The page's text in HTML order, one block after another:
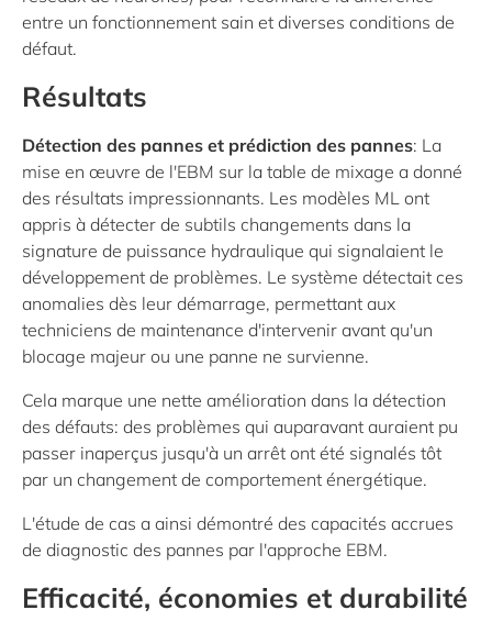
entre un fonctionnement sain et diverses conditions de
défaut.
Résultats
Détection des pannes et prédiction des pannes: La
mise en œuvre de l'EBM sur la table de mixage a donné
des résultats impressionnants. Les modèles ML ont
appris à détecter de subtils changements dans la
signature de puissance hydraulique qui signalaient le
développement de problèmes. Le système détectait ces
anomalies dès leur démarrage, permettant aux
techniciens de maintenance d'intervenir avant qu'un
blocage majeur ou une panne ne survienne.
Cela marque une nette amélioration dans la détection
des défauts: des problèmes qui auparavant auraient pu
passer inaperçus jusqu'à un arrêt ont été signalés tôt
par un changement de comportement énergétique.
L'étude de cas a ainsi démontré des capacités accrues
de diagnostic des pannes par l'approche EBM.
Efficacité, économies et durabilité